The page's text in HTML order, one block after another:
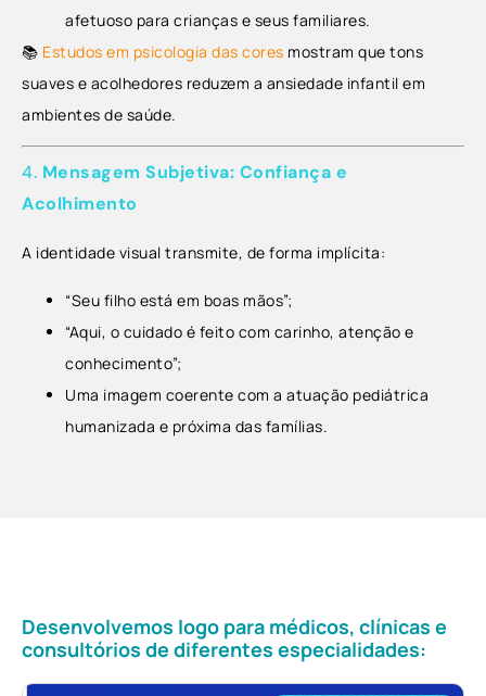
afetuoso para crianças e seus familiares.
📚 Estudos em psicologia das cores mostram que tons
suaves e acolhedores reduzem a ansiedade infantil em
ambientes de saúde.
4. Mensagem Subjetiva: Confiança e
Acolhimento
A identidade visual transmite, de forma implícita:
“Seu filho está em boas mãos”;
“Aqui, o cuidado é feito com carinho, atenção e
conhecimento”;
Uma imagem coerente com a atuação pediátrica
humanizada e próxima das famílias.
Desenvolvemos logo para médicos, clínicas e
consultórios de diferentes especialidades: